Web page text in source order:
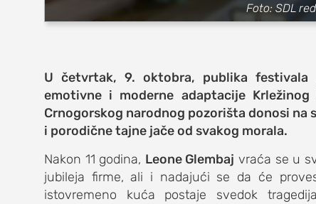
zabava
putovanja
moda i stil
studenti
konkursi
Foto: SDL
U četvrtak, 9. oktobra, publika festivala
emotivne i moderne adaptacije
Crnogorskog narodnog pozorišta donosi na
i porodične tajne jače od svakog morala.
Nakon 11 godina, Leone Glembaj vraća se u
jubileja firme, ali i nadajući se da će
istovremeno kuća postaje svedok